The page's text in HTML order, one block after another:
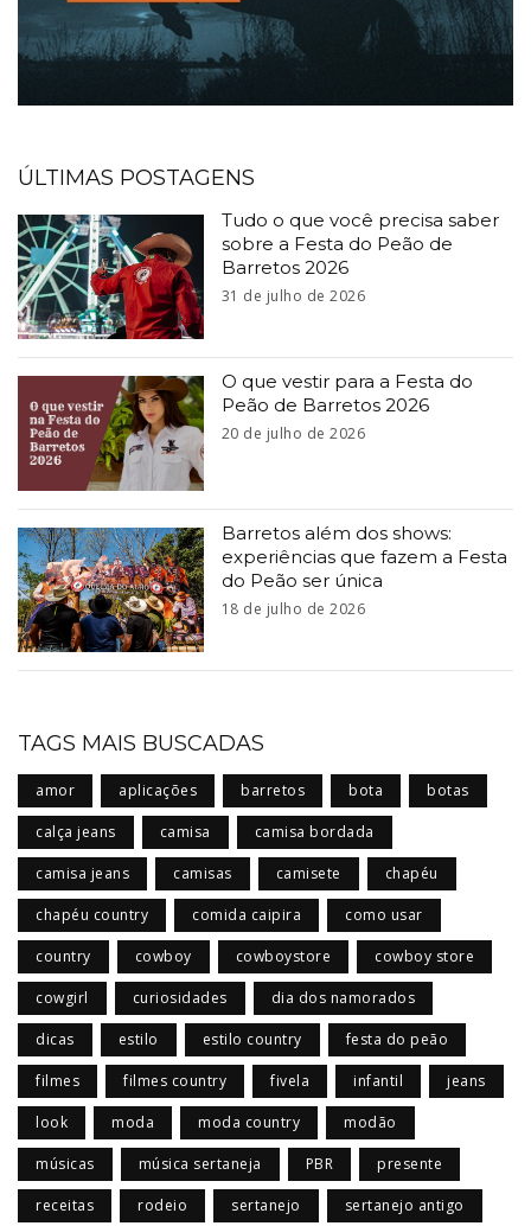
ÚLTIMAS POSTAGENS
Tudo o que você precisa saber
sobre a Festa do Peão de
Barretos 2026
31 de julho de 2026
O que vestir para a Festa do
Peão de Barretos 2026
20 de julho de 2026
Barretos além dos shows:
experiências que fazem a Festa
do Peão ser única
18 de julho de 2026
TAGS MAIS BUSCADAS
amor aplicações barretos bota botas
calça jeans camisa camisa bordada
camisa jeans camisas camisete chapéu
chapéu country comida caipira como usar
country cowboy cowboystore cowboy store
cowgirl curiosidades dia dos namorados
dicas estilo estilo country festa do peão
filmes filmes country fivela infantil jeans
look moda moda country modão
músicas música sertaneja PBR presente
receitas rodeio sertanejo sertanejo antigo